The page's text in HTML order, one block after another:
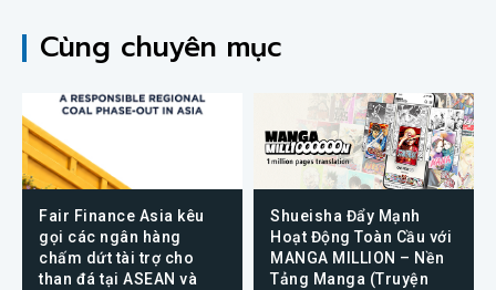
Cùng chuyên mục
Fair Finance Asia kêu
gọi các ngân hàng
chấm dứt tài trợ cho
than đá tại ASEAN và
Shueisha Đẩy Mạnh
Hoạt Động Toàn Cầu với
MANGA MILLION – Nền
Tảng Manga (Truyện